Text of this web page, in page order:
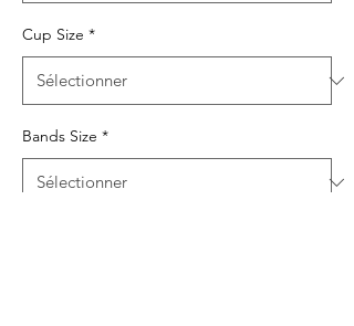
Cup Size *
Bands Size *